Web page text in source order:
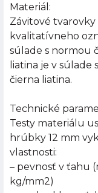
Materiál:
Závitové
kvalitatívneho
súlade s normou
liatina je v súlade
čierna liatina.
Technické
Testy materiálu
hrúbky 12 mm
vlastnosti:
– pevnosť v ťahu
kg/mm2)